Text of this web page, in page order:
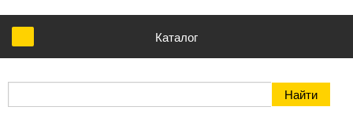
Каталог